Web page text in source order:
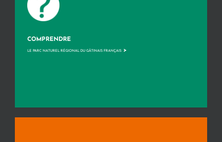
COMPRENDRE
LE PARC NATUREL RÉGIONAL DU GÂTINAIS FRANÇAIS >